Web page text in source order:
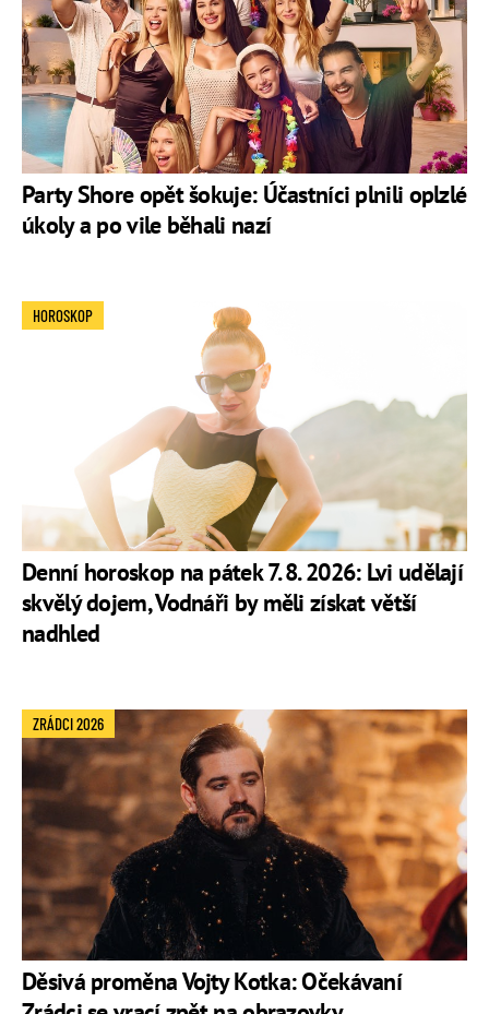
Party Shore opět šokuje: Účastníci plnili oplzlé
úkoly a po vile běhali nazí
Denní horoskop na pátek 7. 8. 2026: Lvi udělají
skvělý dojem, Vodnáři by měli získat větší
nadhled
HOROSKOP
Děsivá proměna Vojty Kotka: Očekávaní
ZRÁDCI 2026